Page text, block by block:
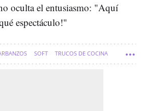
oculta el entusiasmo: "Aquí
espectáculo!"
SOFT TRUCOS DE COCINA